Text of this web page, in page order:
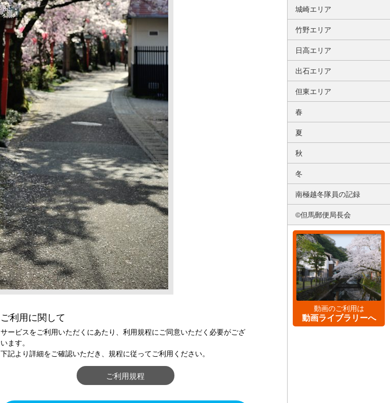
ご利用に関して
サービスをご利用いただくにあたり、利用規程にご同意いただく必要がござ
います。
下記より詳細をご確認いただき、規程に従ってご利用ください。
ご利用規程
城崎エリア
竹野エリア
日高エリア
出石エリア
但東エリア
春
夏
秋
冬
南極越冬隊員の記録
©但馬郵便局長会
動画のご利用は
動画ライブラリーへ